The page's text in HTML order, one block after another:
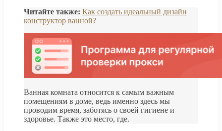
Читайте также: Как создать идеальный дизайн
конструктор ванной?
Ванная комната относится к самым важным
помещениям в доме, ведь именно здесь мы
проводим время, заботясь о своей гигиене и
здоровье. Также это место, где.